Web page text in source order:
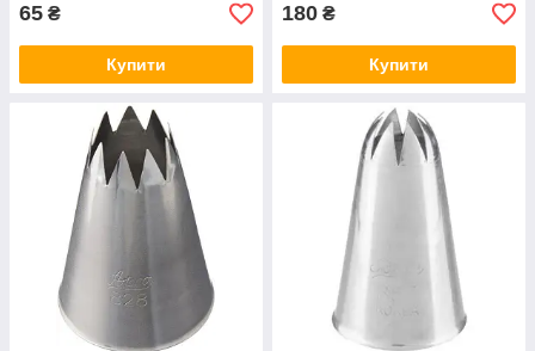
65 ₴
Купити
180 ₴
Купити